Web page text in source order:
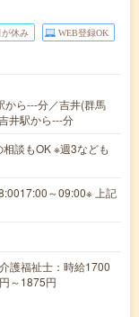
が休み WEB登録OK
から---分／吉井(群馬
井駅から---分
談もOK ※週3なども
～09:00※ 上記
護福祉士：時給1700
～1875円